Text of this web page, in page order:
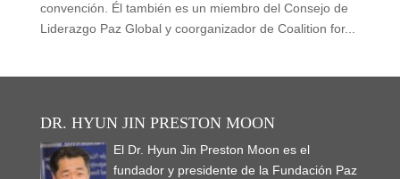
convención. Él también es un miembro del Consejo de
Liderazgo Paz Global y coorganizador de Coalition for...
DR. HYUN JIN PRESTON MOON
El Dr. Hyun Jin Preston Moon es el
fundador y presidente de la Fundación Paz